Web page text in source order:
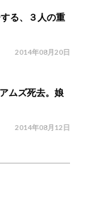
る、３人の重
2014年08月20日
ムズ死去。娘
2014年08月12日